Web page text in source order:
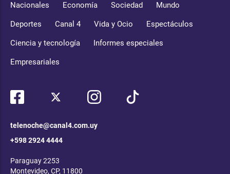
Nacionales Economía Sociedad Mundo
Deportes Canal 4 Vida y Ocio Espectáculos
Ciencia y tecnología Informes especiales
Empresariales
telenoche@canal4.com.uy
+598 2924 4444
Paraguay 2253
Montevideo, CP, 11800